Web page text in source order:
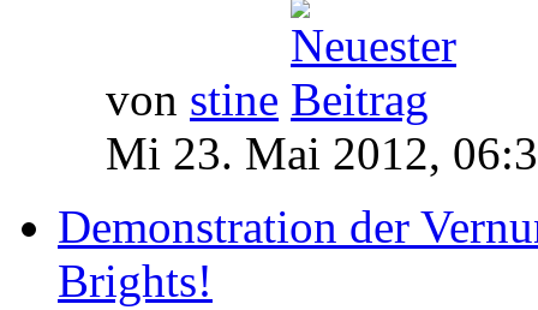
von stine
Mi 23. Mai 2012,
Demonstration der
Brights!